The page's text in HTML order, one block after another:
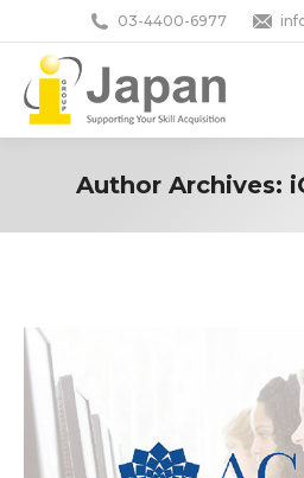
03-4400-6977
Author Archives: